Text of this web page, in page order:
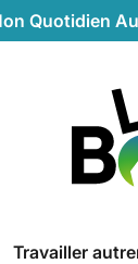
Quotidien
Travailler